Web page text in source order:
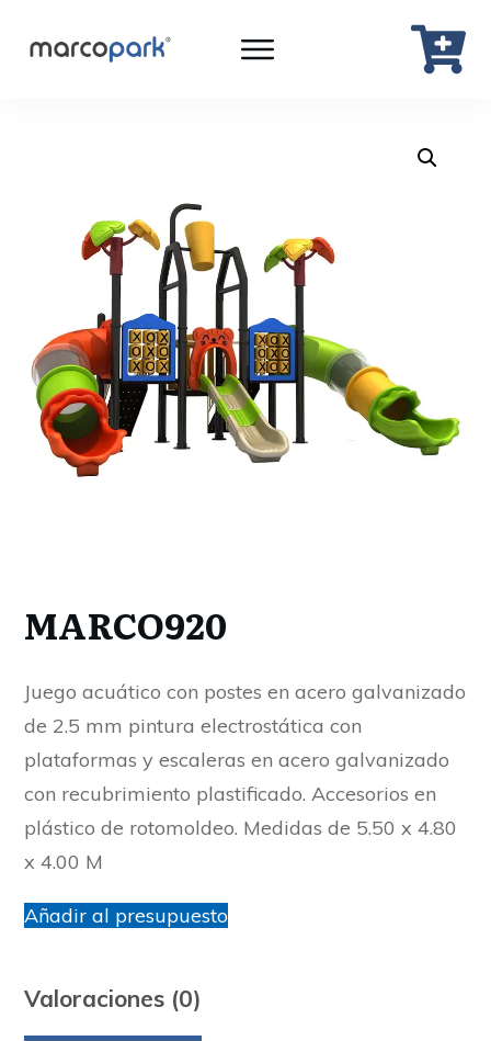
MARCO920
Juego acuático con postes en acero galvanizado
de 2.5 mm pintura electrostática con
plataformas y escaleras en acero galvanizado
con recubrimiento plastificado. Accesorios en
plástico de rotomoldeo. Medidas de 5.50 x 4.80
x 4.00 M
Añadir al presupuesto
Valoraciones (0)